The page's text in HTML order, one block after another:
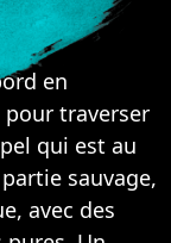
en
pour traverser
qui est au
sauvage,
avec des